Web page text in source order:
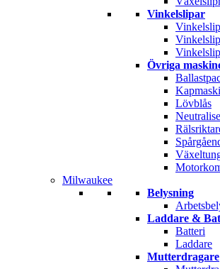
Vinkelslipar
Övriga
Lövblås
Milwaukee
Belysning
Laddare &
Batteri
Laddare
Mutterdragare